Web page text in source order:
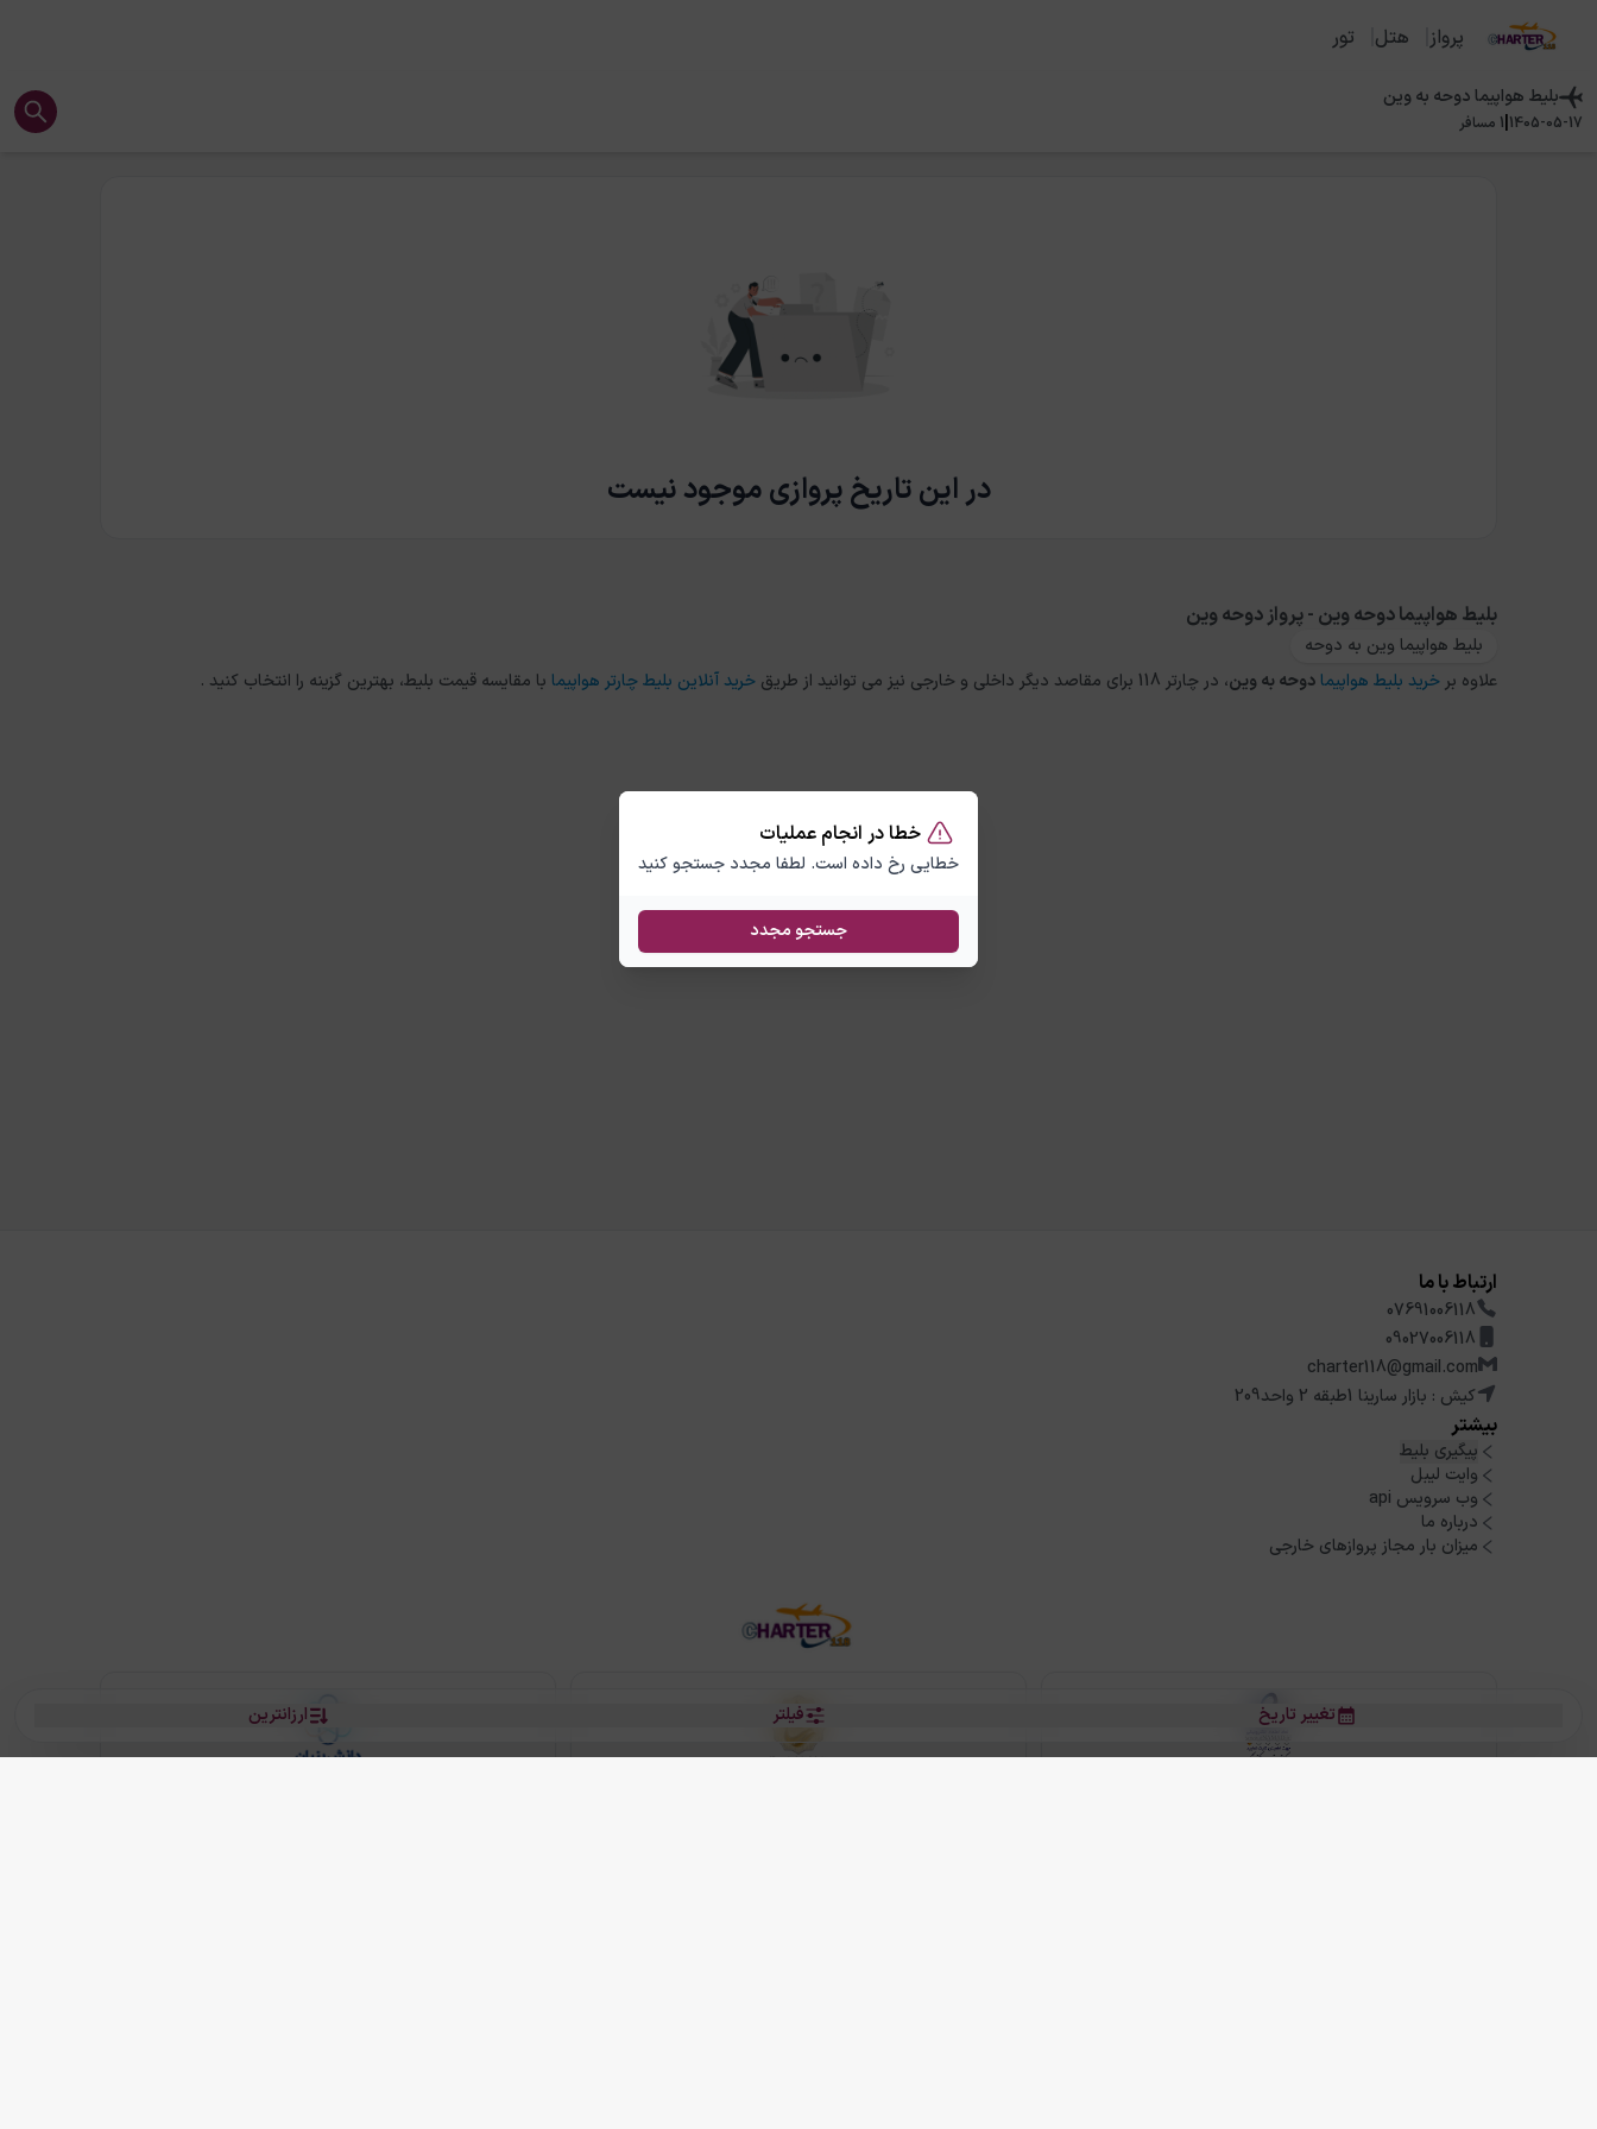
خطا در انجام عملیات
خطایی رخ داده است. لطفا مجدد جستجو کنید
جستجو مجدد
پرواز هتل تور
بلیط هواپیمادوحه بهوین
1405-05-17
|
1 مسافر
در این تاریخ پروازی موجود نیست
ارزانترین فیلتر تغییر تاریخ
بلیط هواپیما دوحه وین - پرواز دوحه وین
بلیط هواپیما وین به دوحه
علاوه بر خرید بلیط هواپیما دوحهبه وین، در چارتر 118 برای مقاصد دیگر داخلی و خارجی نیز می توانید از طریق خرید آنلاین بلیط چارتر هواپیما با مقایسه قیمت بلیط، بهترین گزینه را انتخاب کنید .
ارتباط با ما
07691006118
09027006118
charter118@gmail.com
کیش : بازار سارینا 1طبقه 2 واحد209
بیشتر
پیگیری بلیط
وایت لیبل
وب سرویس api
درباره ما
میزان بار مجاز پروازهای خارجی